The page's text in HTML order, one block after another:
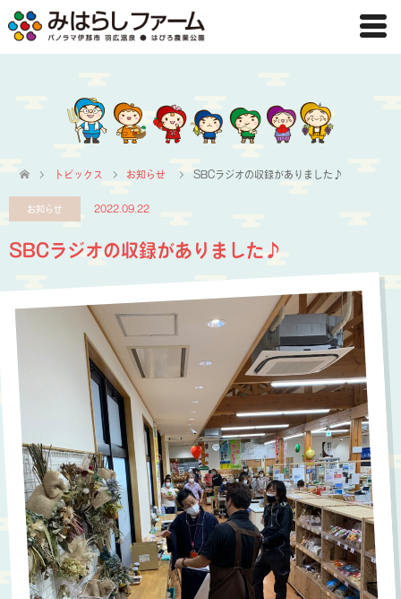
トピックス お知らせ SBCラジオの収録がありました♪
お知らせ 2022.09.22
SBCラジオの収録がありました♪